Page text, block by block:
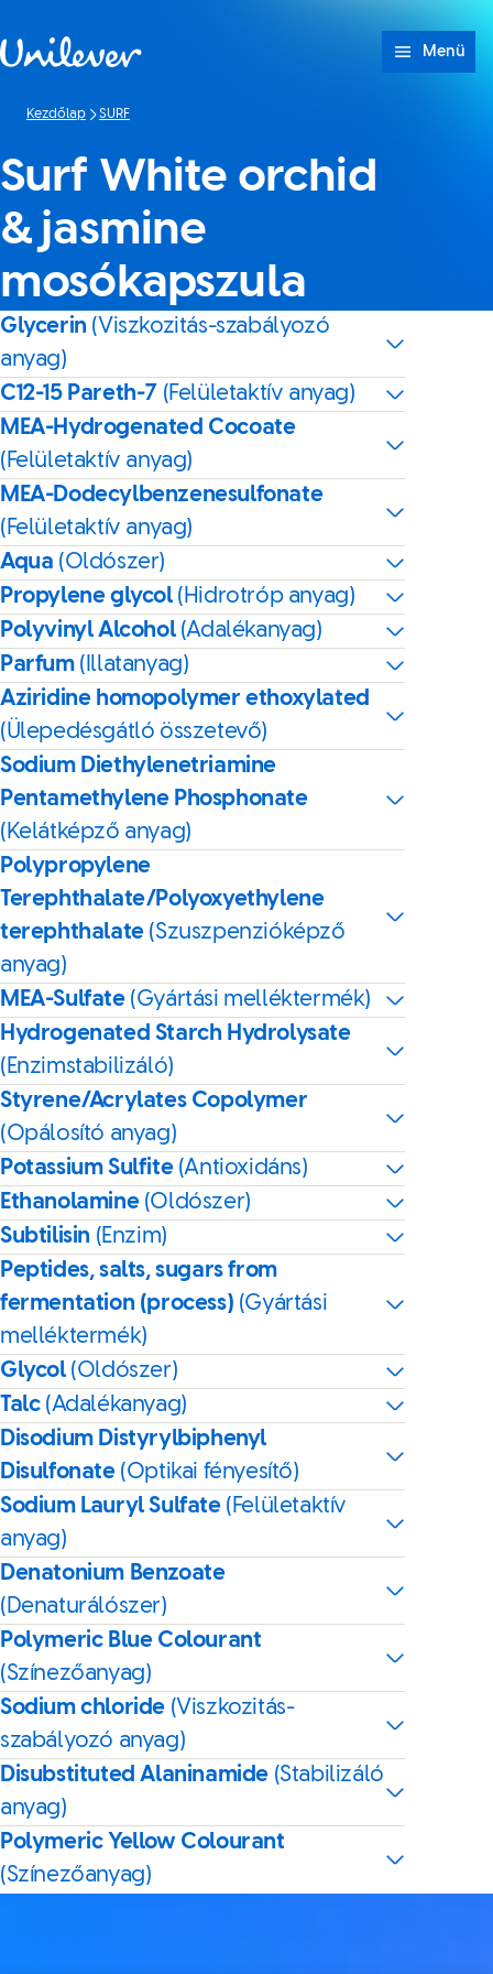
Menü
Kezdőlap SURF
Surf White orchid
& jasmine
mosókapszula
Glycerin (Viszkozitás-szabályozó
anyag)
C12-15 Pareth-7 (Felületaktív anyag)
MEA-Hydrogenated Cocoate
(Felületaktív anyag)
MEA-Dodecylbenzenesulfonate
(Felületaktív anyag)
Aqua (Oldószer)
Propylene glycol(Hidrotróp anyag)
Polyvinyl Alcohol(Adalékanyag)
Parfum (Illatanyag)
Aziridine homopolymer ethoxylated
(Ülepedésgátló összetevő)
Sodium Diethylenetriamine
Pentamethylene Phosphonate
(Kelátképző anyag)
Polypropylene
Terephthalate/Polyoxyethylene
terephthalate (Szuszpenzióképző
anyag)
MEA-Sulfate (Gyártási melléktermék)
Hydrogenated Starch Hydrolysate
(Enzimstabilizáló)
Styrene/Acrylates Copolymer
(Opálosító anyag)
Potassium Sulfite (Antioxidáns)
Ethanolamine (Oldószer)
Subtilisin (Enzim)
Peptides, salts, sugars from
fermentation (process) (Gyártási
melléktermék)
Glycol(Oldószer)
Talc (Adalékanyag)
Disodium Distyrylbiphenyl
Disulfonate (Optikai fényesítő)
Sodium Lauryl Sulfate (Felületaktív
anyag)
Denatonium Benzoate
(Denaturálószer)
Polymeric Blue Colourant
(Színezőanyag)
Sodium chloride (Viszkozitás-
szabályozó anyag)
Disubstituted Alaninamide (Stabilizáló
anyag)
Polymeric Yellow Colourant
(Színezőanyag)